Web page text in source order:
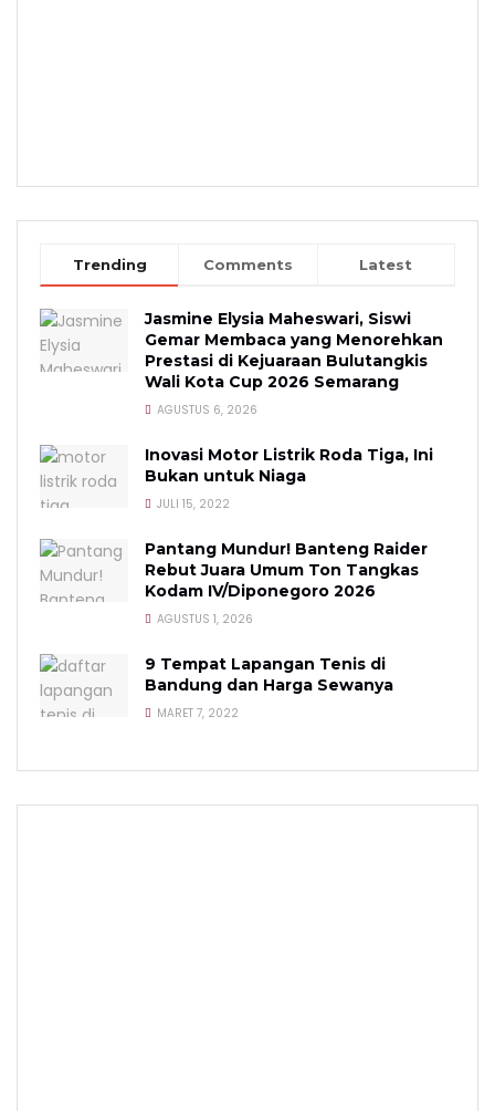
Trending Comments Latest
Jasmine Elysia Maheswari, Siswi
Gemar Membaca yang Menorehkan
Prestasi di Kejuaraan Bulutangkis
Wali Kota Cup 2026 Semarang
AGUSTUS 6, 2026
Inovasi Motor Listrik Roda Tiga, Ini
Bukan untuk Niaga
JULI 15, 2022
Pantang Mundur! Banteng Raider
Rebut Juara Umum Ton Tangkas
Kodam IV/Diponegoro 2026
AGUSTUS 1, 2026
9 Tempat Lapangan Tenis di
Bandung dan Harga Sewanya
MARET 7, 2022